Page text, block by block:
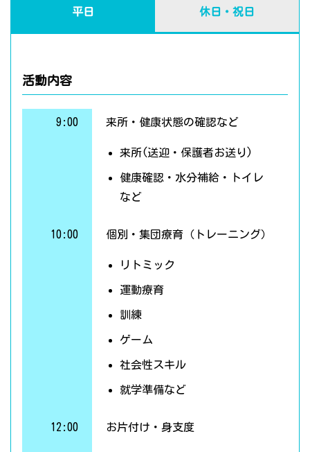
平日 休日・祝日
活動内容
9:00 来所・健康状態の確認など
来所(送迎・保護者お送り)
健康確認・水分補給・トイレ
など
10:00 個別・集団療育（トレーニング）
リトミック
運動療育
訓練
ゲーム
社会性スキル
就学準備など
12:00 お片付け・身支度